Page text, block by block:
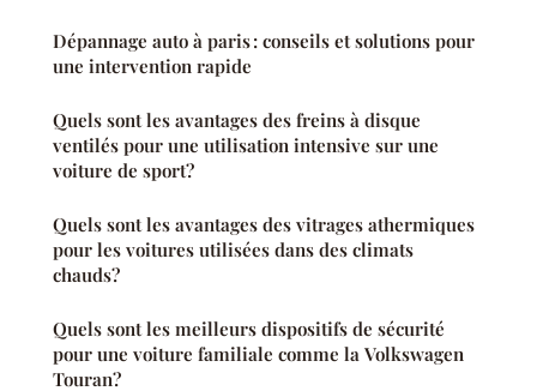
Dépannage auto à paris : conseils et solutions pour
une intervention rapide
Quels sont les avantages des freins à disque
ventilés pour une utilisation intensive sur une
voiture de sport?
Quels sont les avantages des vitrages athermiques
pour les voitures utilisées dans des climats
chauds?
Quels sont les meilleurs dispositifs de sécurité
pour une voiture familiale comme la Volkswagen
Touran?